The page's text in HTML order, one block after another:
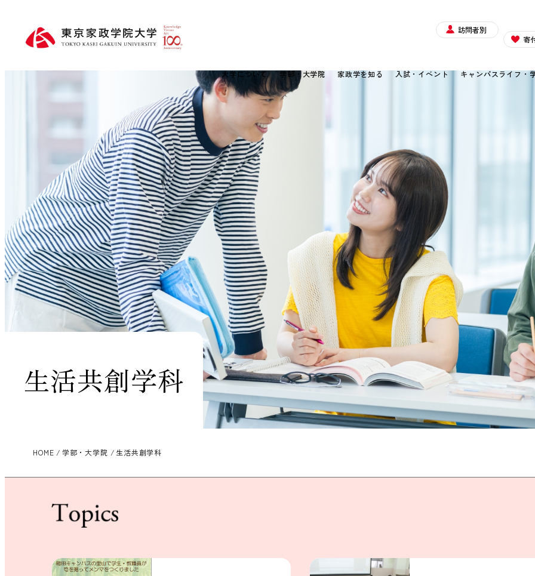
訪問者別
寄
大学について 学部・大学院 家政学を知る 入試・イベント キャンパスライフ・
生活共創学科
HOME 学部・大学院 生活共創学科